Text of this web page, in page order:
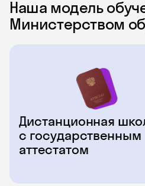
Наша модель
Министерством
Дистанционная
с государственным
аттестатом